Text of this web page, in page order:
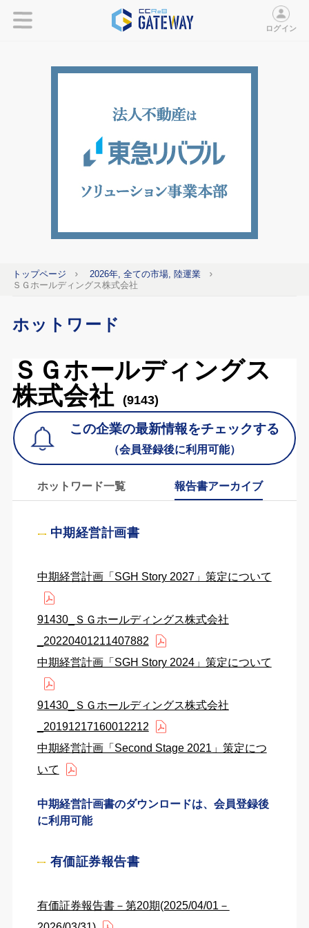
ログイン
トップページ
2026年, 全ての市場, 陸運業
ＳＧホールディングス株式会社
ホットワード
ＳＧホールディングス
株式会社
(9143)
この企業の最新情報をチェックする
（会員登録後に利用可能）
ホットワード一覧 報告書アーカイブ
中期経営計画書
中期経営計画「SGH Story 2027」策定について
91430_ＳＧホールディングス株式会社
_20220401211407882
中期経営計画「SGH Story 2024」策定について
91430_ＳＧホールディングス株式会社
_20191217160012212
中期経営計画「Second Stage 2021」策定につ
いて
中期経営計画書のダウンロードは、会員登録後
に利用可能
有価証券報告書
有価証券報告書－第20期(2025/04/01－